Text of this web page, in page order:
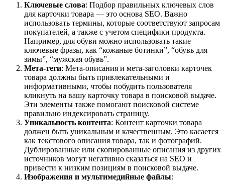
Ключевые слова: Подбор правильных ключевых слов
для карточки товара — это основа SEO. Важно
использовать термины, которые соответствуют запросам
покупателей, а также с учетом специфики продукта.
Например, для обуви можно использовать такие
ключевые фразы, как “кожаные ботинки”, “обувь для
зимы”, “мужская обувь”.
Мета-теги: Мета-описания и мета-заголовки карточек
товара должны быть привлекательными и
информативными, чтобы побудить пользователя
кликнуть на вашу карточку товара в поисковой выдаче.
Эти элементы также помогают поисковой системе
правильно индексировать страницу.
Уникальность контента: Контент карточки товара
должен быть уникальным и качественным. Это касается
как текстового описания товара, так и фотографий.
Дублированные или скопированные описания из других
источников могут негативно сказаться на SEO и
привести к низким позициям в поисковой выдаче.
Изображения и мультимедийные файлы: